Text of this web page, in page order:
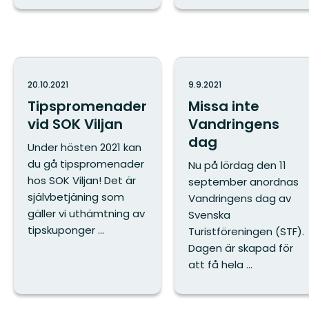
Tipspromenader
vid SOK Viljan
20.10.2021
Under hösten 2021 kan
du gå tipspromenader
hos SOK Viljan! Det är
självbetjäning som
gäller vi uthämtning av
tipskuponger ...
Missa inte
Vandringens
dag
9.9.2021
Nu på lördag den 11
september anordnas
Vandringens dag av
Svenska
Turistföreningen (STF).
Dagen är skapad för
att få hela ...